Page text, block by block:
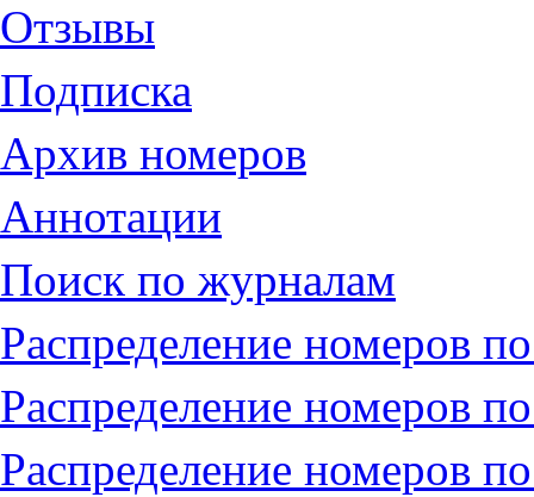
Отзывы
Подписка
Архив номеров
Аннотации
Поиск по журналам
Распределение номеров
Распределение номеров
Распределение номеров